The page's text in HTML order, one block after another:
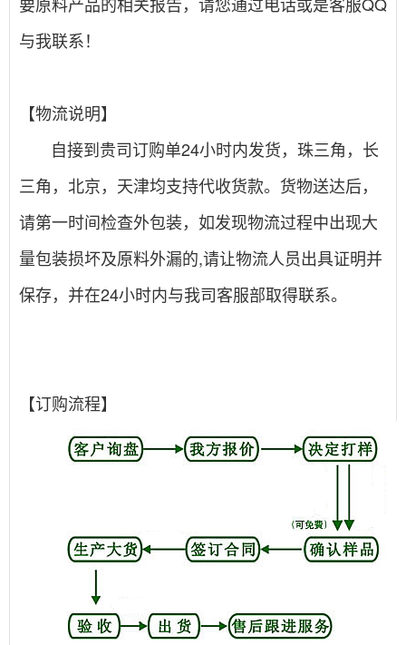
与我联系！
【物流说明】
自接到贵司订购单24小时内发货，珠三角，长
三角，北京，天津均支持代收货款。货物送达后，
请第一时间检查外包装，如发现物流过程中出现大
量包装损坏及原料外漏的,请让物流人员出具证明并
保存，并在24小时内与我司客服部取得联系。
【订购流程】